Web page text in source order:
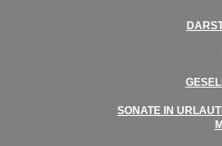
SONATE IN